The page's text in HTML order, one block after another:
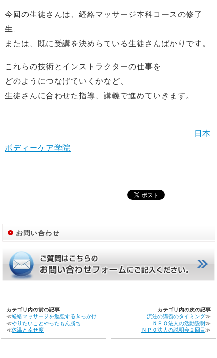
今回の生徒さんは、経絡マッサージ本科コースの修了
生、
または、既に受講を決めらている生徒さんばかりです。
これらの技術とインストラクターの仕事を
どのようにつなげていくかなど、
生徒さんに合わせた指導、講義で進めていきます。
日本
ボディーケア学院
お問い合わせ
カテゴリ内の前の記事
≪経絡マッサージを勉強するきっかけ
≪やりたいことやったもん勝ち
≪体温と幸せ度
カテゴリ内の次の記事
流注の講義のタイミング≫
ＮＰＯ法人の活動説明≫
ＮＰＯ法人の説明会２回目≫